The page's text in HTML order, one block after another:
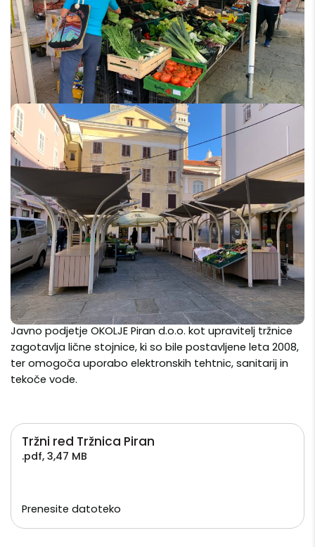
Javno podjetje OKOLJE Piran d.o.o. kot upravitelj tržnice
zagotavlja lične stojnice, ki so bile postavljene leta 2008,
ter omogoča uporabo elektronskih tehtnic, sanitarij in
tekoče vode.
Tržni red Tržnica Piran
.pdf, 3,47 MB
Prenesite datoteko